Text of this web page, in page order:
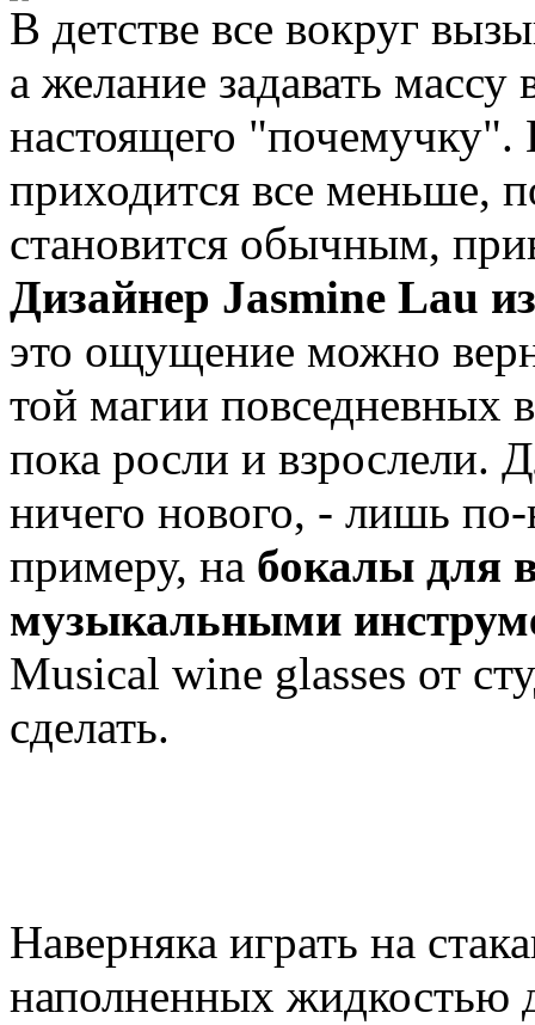
В детстве все вокруг
а желание задавать
настоящего "почемучку".
приходится все меньше,
становится обычным,
Дизайнер Jasmine Lau
это ощущение можно
той магии повседневных
пока росли и взрослели.
ничего нового, - лишь
примеру, на бокалы для
музыкальными
Musical wine glasses от
сделать.
Наверняка играть на
наполненных жидкостью